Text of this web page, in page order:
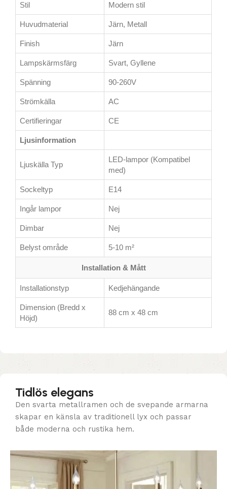
Stil Modern stil
Huvudmaterial Järn, Metall
Finish Järn
Lampskärmsfärg Svart, Gyllene
Spänning 90-260V
Strömkälla AC
Certifieringar CE
Ljusinformation
Ljuskälla Typ
LED-lampor (Kompatibel
med)
Sockeltyp E14
Ingår lampor Nej
Dimbar Nej
Belyst område 5-10 m²
Installation & Mått
Installationstyp Kedjehängande
Dimension (Bredd x
Höjd)
88 cm x 48 cm
Tidlös elegans
Den svarta metallramen och de svepande armarna
skapar en känsla av traditionell lyx och passar
både moderna och rustika hem.